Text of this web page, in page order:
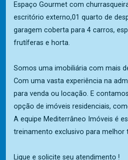
Espaço Gourmet com
escritório externo,01 quarto de
garagem coberta para 4 carros,
frutíferas e horta.
Somos uma imobiliária com mais
Com uma vasta experiência na
para venda ou locação. E
opção de imóveis residenciais,
A equipe Mediterrâneo Imóveis é
treinamento exclusivo para melhor
Ligue e solicite seu atendimento !